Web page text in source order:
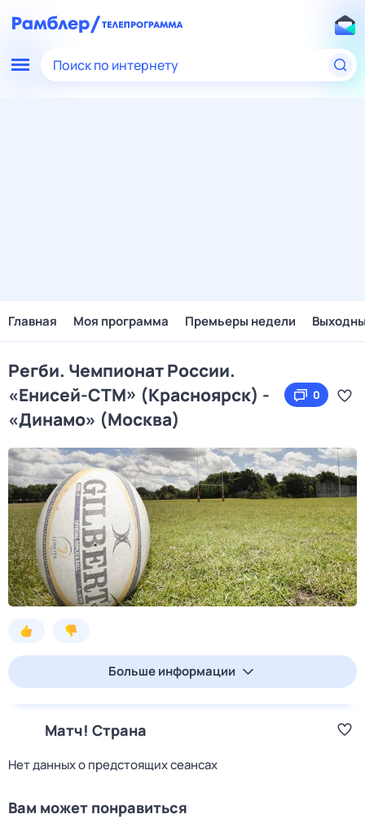
Поиск по интернету
Главная Моя программа Премьеры недели
Регби. Чемпионат России.
«Енисей-СТМ» (Красноярск) -
«Динамо» (Москва)
0
Больше информации
Матч! Страна
Нет данных о предстоящих сеансах
Вам может понравиться